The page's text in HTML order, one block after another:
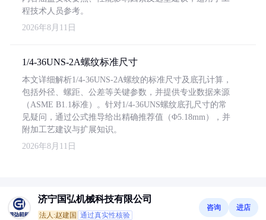
程技术人员参考。
2026年8月11日
1/4-36UNS-2A螺纹标准尺寸
本文详细解析1/4-36UNS-2A螺纹的标准尺寸及底孔计算，
包括外径、螺距、公差等关键参数，并提供专业数据来源
（ASME B1.1标准）。针对1/4-36UNS螺纹底孔尺寸的常
见疑问，通过公式推导给出精确推荐值（Φ5.18mm），并
附加工艺建议与扩展知识。
2026年8月11日
济宁国弘机械科技有限公司
法人:赵建国 通过真实性核验
咨询 进店